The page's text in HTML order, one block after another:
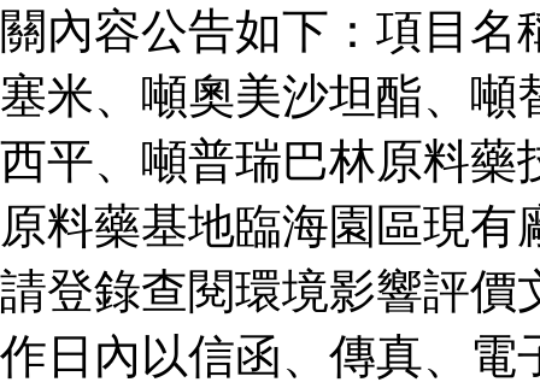
關內容公告如下：項目
塞米、噸奧美沙坦酯、噸
西平、噸普瑞巴林原料藥
原料藥基地臨海園區現
請登錄查閱環境影響評價
作日內以信函、傳真、電